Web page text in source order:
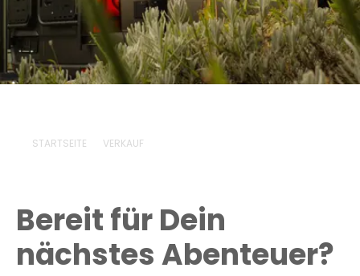
Über uns
STARTSEITE VERKAUF
Bereit für Dein
nächstes Abenteuer?